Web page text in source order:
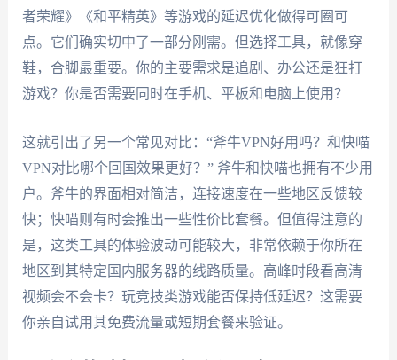
者荣耀》《和平精英》等游戏的延迟优化做得可圈可
点。它们确实切中了一部分刚需。但选择工具，就像穿
鞋，合脚最重要。你的主要需求是追剧、办公还是狂打
游戏？你是否需要同时在手机、平板和电脑上使用？
这就引出了另一个常见对比：“斧牛VPN好用吗？和快喵
VPN对比哪个回国效果更好？” 斧牛和快喵也拥有不少用
户。斧牛的界面相对简洁，连接速度在一些地区反馈较
快；快喵则有时会推出一些性价比套餐。但值得注意的
是，这类工具的体验波动可能较大，非常依赖于你所在
地区到其特定国内服务器的线路质量。高峰时段看高清
视频会不会卡？玩竞技类游戏能否保持低延迟？这需要
你亲自试用其免费流量或短期套餐来验证。